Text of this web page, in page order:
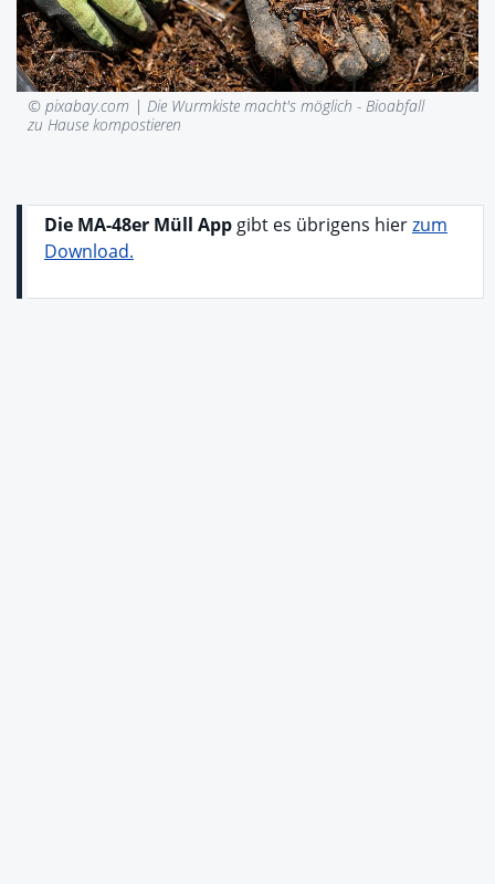
© pixabay.com | Die Wurmkiste macht's möglich - Bioabfall
zu Hause kompostieren
Die MA-48er Müll App gibt es übrigens hierzum
Download.